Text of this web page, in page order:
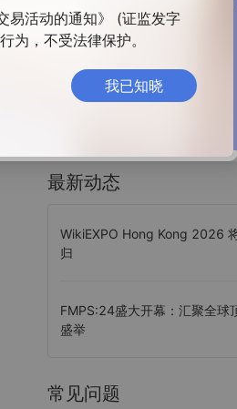
最新动态
WikiEXPO Hong Kong 2026
归
FMPS:24盛大开幕：汇聚全球
盛举
常见问题
易活动的通知》 (证监发字
，不受法律保护。
我已知晓